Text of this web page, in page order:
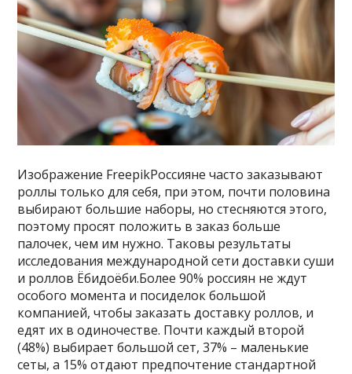
Изображение FreepikРоссияне часто заказывают
роллы только для себя, при этом, почти половина
выбирают большие наборы, но стесняются этого,
поэтому просят положить в заказ больше
палочек, чем им нужно. Таковы результаты
исследования международной сети доставки суши
и роллов Ёбидоёби.Более 90% россиян не ждут
особого момента и посиделок большой
компанией, чтобы заказать доставку роллов, и
едят их в одиночестве. Почти каждый второй
(48%) выбирает большой сет, 37% – маленькие
сеты, а 15% отдают предпочтение стандартной